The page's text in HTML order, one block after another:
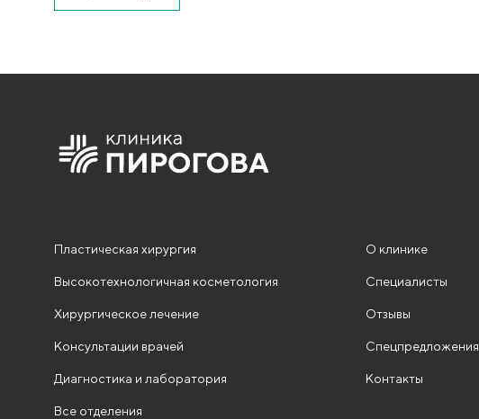
Пластическая хирургия
Высокотехнологичная косметология
Хирургическое лечение
Консультации врачей
Диагностика и лаборатория
Все отделения
О клинике
Специалисты
Отзывы
Спецпредложения
Контакты